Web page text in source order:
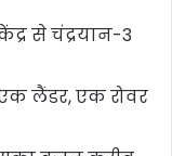
से चंद्रयान-3
एक लैंडर, एक रोवर